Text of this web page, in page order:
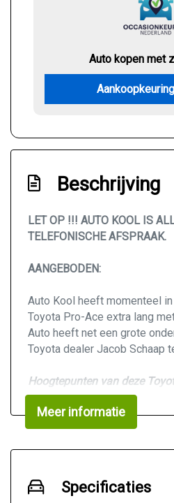
Auto kopen met
Beschrijving
LET OP !!! AUTO KOOL IS
TELEFONISCHE AFSPRAAK.
AANGEBODEN:
Auto Kool heeft momenteel
Toyota Pro-Ace extra lang
Auto heeft net een grote
Toyota dealer Jacob Schaap
Hoogtepunten van deze
24.000KM
Nette bus
3-Zits
Parkeersensoren voor
Apple CarPlay & Android
Meer informatie
Specificaties